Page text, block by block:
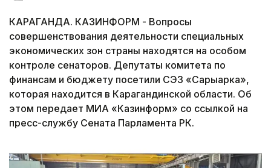
КАРАГАНДА. КАЗИНФОРМ - Вопросы
совершенствования деятельности специальных
экономических зон страны находятся на особом
контроле сенаторов. Депутаты комитета по
финансам и бюджету посетили СЭЗ «Сарыарка»,
которая находится в Карагандинской области. Об
этом передает МИА «Казинформ» со ссылкой на
пресс-службу Сената Парламента РК.